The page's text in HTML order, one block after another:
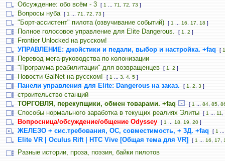
Обсуждение: обо всём - 3
[ 1 71 72 73 ]
Вопросы нуба [ 1 71 72 73 ]
"Борт-ассистент" пилота (озвучивание событий) [ 1 16 17 18 ]
Полное голосовое управление для Elite Dangerous. [ 1 2 ]
Frontier Unlocked на русском!
УПРАВЛЕНИЕ: джойстики и педали, выбор и настройка. +faq
[ 1
Перевод мега-руководства по колонизации
"Программа реабилитации" для возвращенцев
[ 1 2 ]
Новости GalNet на русском! [ 1 3 4 5 ]
Панели управления для Elite: Dangerous на заказ. [ 1 2 3 ]
строительство станций
ТОРГОВЛЯ, перекупщики, обмен товарами. +faq
[ 1 84 85
Способы нормального заработка в текущих реалиях Элиты [ 1 11
Вопросница/обсуждение/общение Odyssey [ 1 18 19 20 ]
ЖЕЛЕЗО + сис.требования, ОС, совместимость, + 3Д. +faq [ 1
Elite VR | Oculus Rift | HTC Vive [Общая тема для VR] [ 1 16 17
Разные истории, проза, поэзия, байки пилотов